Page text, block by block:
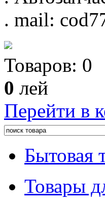
. mail:
Товаров: 0
0 лей
Перейти в
Бытовая
Товары